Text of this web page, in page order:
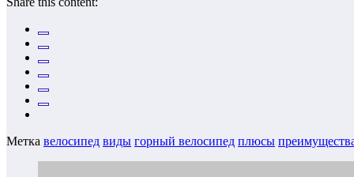
Метка велосипед виды горный велосипед плюсы